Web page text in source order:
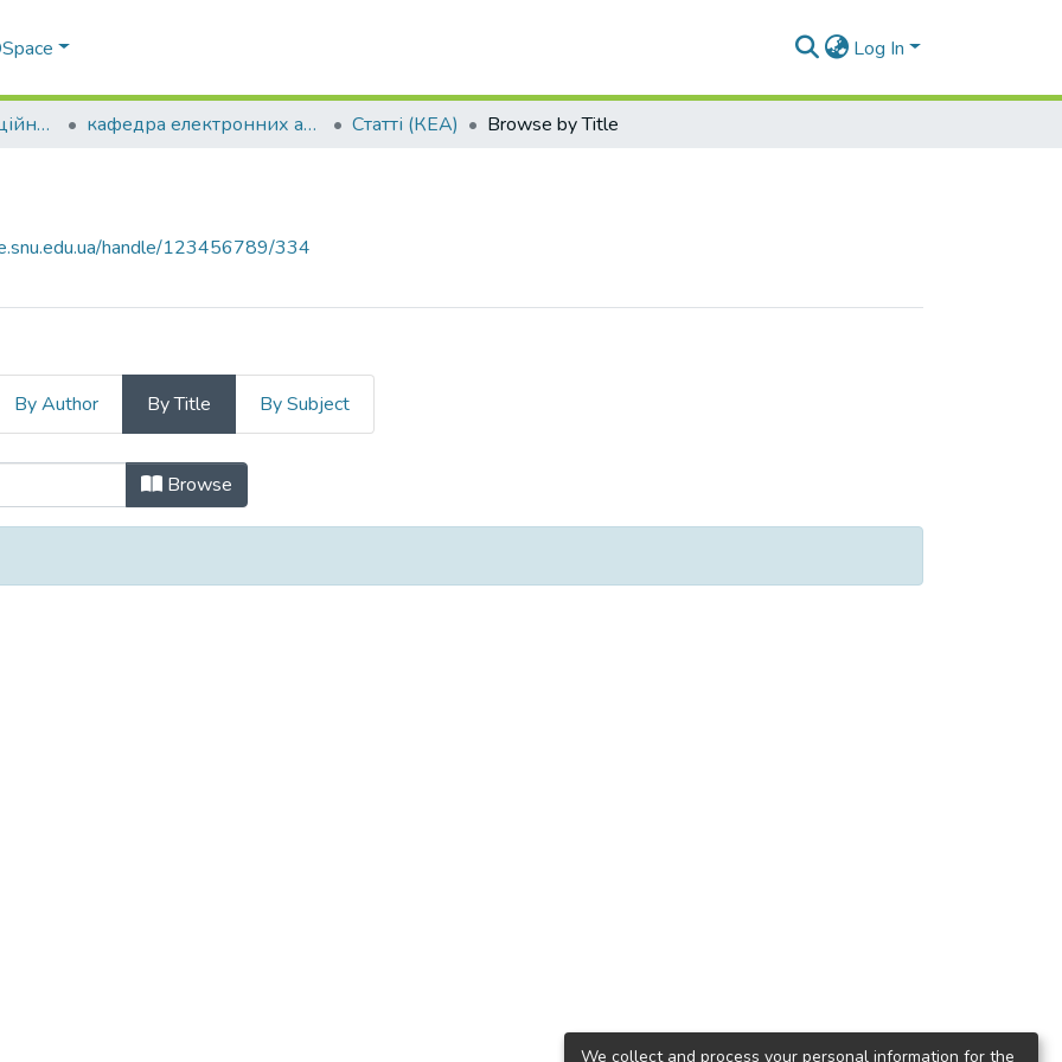
Log In
Факультет інформаційних технологій та електроніки кафедра електронних апаратів Статті (КЕА) Browse by Title
handle/123456789/334
By Author By Title By Subject
Browse
We collect and process your personal information for the